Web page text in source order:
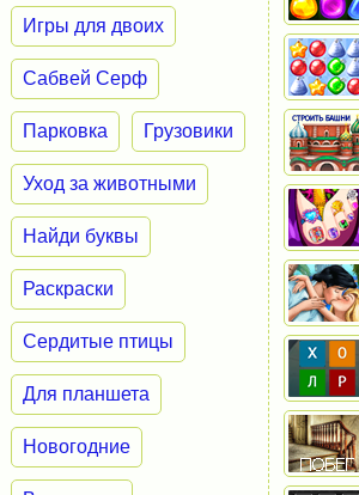
Игры для двоих
Сабвей Серф
Парковка Грузовики
Уход за животными
Найди буквы
Раскраски
Сердитые птицы
Для планшета
Новогодние